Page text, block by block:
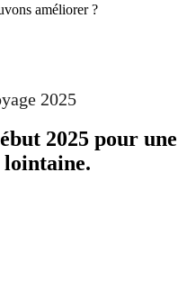
améliorer ?
2025
2025 pour une
lointaine.